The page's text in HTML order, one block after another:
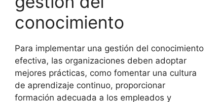
conocimiento
Para implementar una gestión del conocimiento
efectiva, las organizaciones deben adoptar
mejores prácticas, como fomentar una cultura
de aprendizaje continuo, proporcionar
formación adecuada a los empleados y